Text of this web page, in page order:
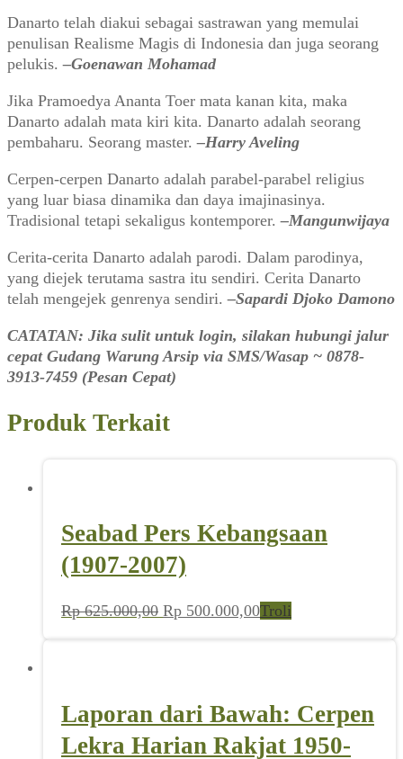
Danarto telah diakui sebagai sastrawan yang memulai
penulisan Realisme Magis di Indonesia dan juga seorang
pelukis.–Goenawan Mohamad
Jika Pramoedya Ananta Toer mata kanan kita, maka
Danarto adalah mata kiri kita. Danarto adalah seorang
pembaharu. Seorang master.–Harry Aveling
Cerpen-cerpen Danarto adalah parabel-parabel religius
yang luar biasa dinamika dan daya imajinasinya.
Tradisional tetapi sekaligus kontemporer.–Mangunwijaya
Cerita-cerita Danarto adalah parodi. Dalam parodinya,
yang diejek terutama sastra itu sendiri. Cerita Danarto
telah mengejek genrenya sendiri.–Sapardi Djoko Damono
CATATAN: Jika sulit untuk login, silakan hubungi jalur
cepat Gudang Warung Arsip via SMS/Wasap ~ 0878-
3913-7459 (Pesan Cepat)
Produk Terkait
Seabad Pers Kebangsaan
(1907-2007)
Rp625.000,00 Harga
Rp 500.000,00Harga
Troli
Laporan dari Bawah: Cerpen
Lekra Harian Rakjat 1950-